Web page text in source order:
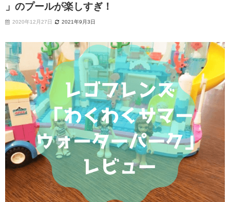
」のプールが楽しすぎ！
2020年12月27日 2021年9月3日